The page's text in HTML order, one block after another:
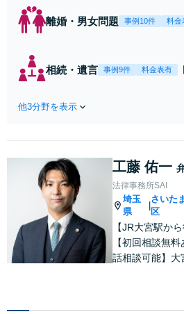
離婚・男女問題 事例10件 料金
相続・遺言 事例9件 料金表有
他3分野を表示
工藤 佑一
法律事務所SAI
埼玉
県
さいた
区
【JR大宮駅か
【初回相談無
話相談可能】大